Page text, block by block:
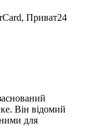
Приват24
Він відомий
для